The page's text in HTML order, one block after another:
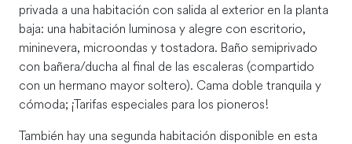
privada a una habitación con salida al exterior en la planta
baja: una habitación luminosa y alegre con escritorio,
mininevera, microondas y tostadora. Baño semiprivado
con bañera/ducha al final de las escaleras (compartido
con un hermano mayor soltero). Cama doble tranquila y
cómoda; ¡Tarifas especiales para los pioneros!
También hay una segunda habitación disponible en esta